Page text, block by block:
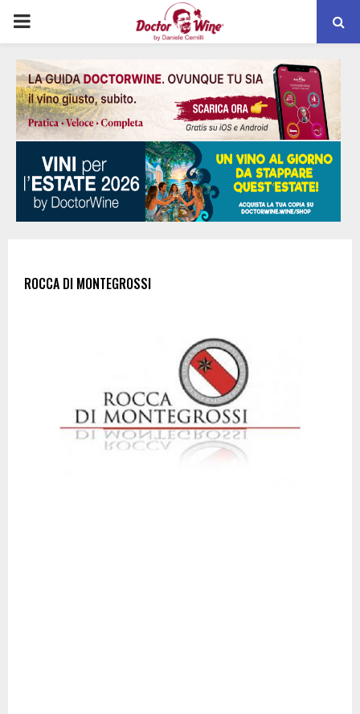
PRIMARY
MENU
ROCCA DI MONTEGROSSI